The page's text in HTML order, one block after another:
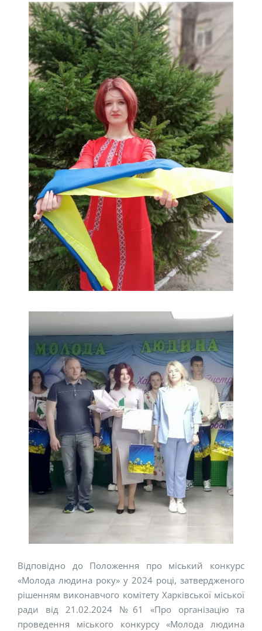
Відповідно до Положення про міський конкурс
«Молода людина року» у 2024 році, затвердженого
рішенням виконавчого комітету Харківської міської
ради від 21.02.2024 №61 «Про організацію та
проведення міського конкурсу «Молода людина